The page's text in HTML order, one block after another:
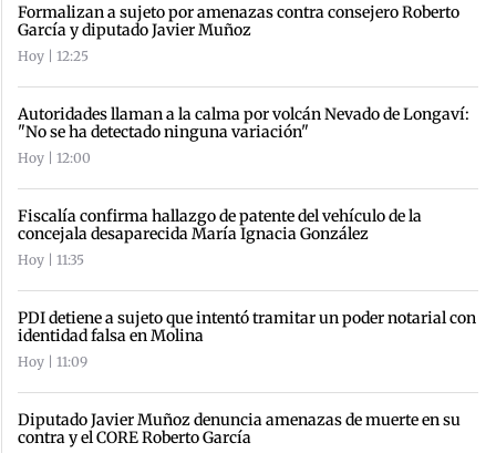
Formalizan a sujeto por amenazas contra consejero Roberto
García y diputado Javier Muñoz
Hoy | 12:25
Autoridades llaman a la calma por volcán Nevado de Longaví:
"No se ha detectado ninguna variación"
Hoy | 12:00
Fiscalía confirma hallazgo de patente del vehículo de la
concejala desaparecida María Ignacia González
Hoy | 11:35
PDI detiene a sujeto que intentó tramitar un poder notarial con
identidad falsa en Molina
Hoy | 11:09
Diputado Javier Muñoz denuncia amenazas de muerte en su
contra y el CORE Roberto García